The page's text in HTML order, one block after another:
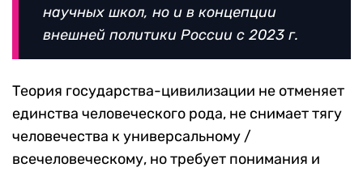
научных школ, но и в концепции
внешней политики России с 2023 г.
Теория государства-цивилизации не отменяет
единства человеческого рода, не снимает тягу
человечества к универсальному /
всечеловеческому, но требует понимания и